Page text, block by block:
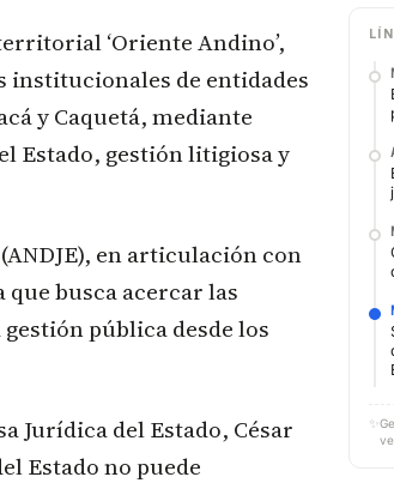
‘Oriente Andino’,
institucionales de entidades
y Caquetá, mediante
Estado, gestión litigiosa y
en articulación con
busca acercar las
pública desde los
Jurídica del Estado, César
Estado no puede
✨